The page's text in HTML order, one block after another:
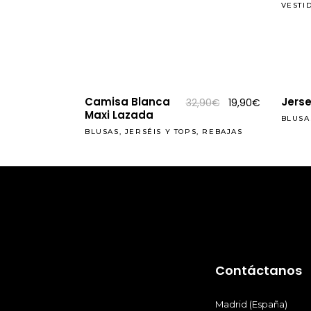
REBAJAS
Camisa Blanca
Maxi Lazada
32,90€ El
precio
era:
19,90€El
actual
BLUSAS, JERSÉIS Y TOPS, REBAJAS
REBAJAS
Contáctanos
Madrid (España)